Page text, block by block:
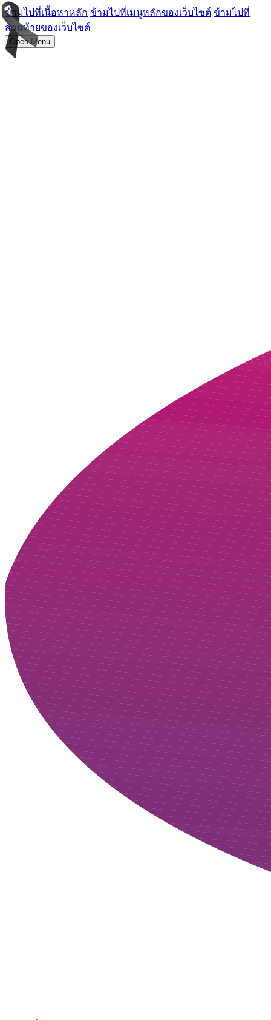
ข้ามไปที่เนื้อหาหลัก ข้ามไปที่เมนูหลักของเว็บไซต์ ข้ามไปที่
ส่วนท้ายของเว็บไซต์
Open Menu